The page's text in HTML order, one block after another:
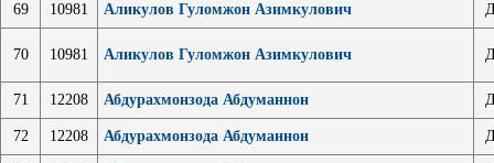
69 10981 Аликулов Гуломжон Азимкулович
70 10981 Аликулов Гуломжон Азимкулович
71 12208 Абдурахмонзода Абдуманнон
72 12208 Абдурахмонзода Абдуманнон